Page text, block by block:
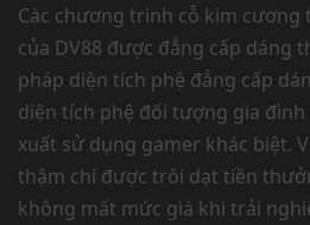
Các chương trình cỗ kim cương
của DV88 được đẳng cấp dáng
pháp diện tích phệ đẳng cấp
diện tích phệ đối tượng gia
xuất sử dụng gamer khác biệt.
thậm chí được trôi dạt tiền
không mất mức giá khi trải